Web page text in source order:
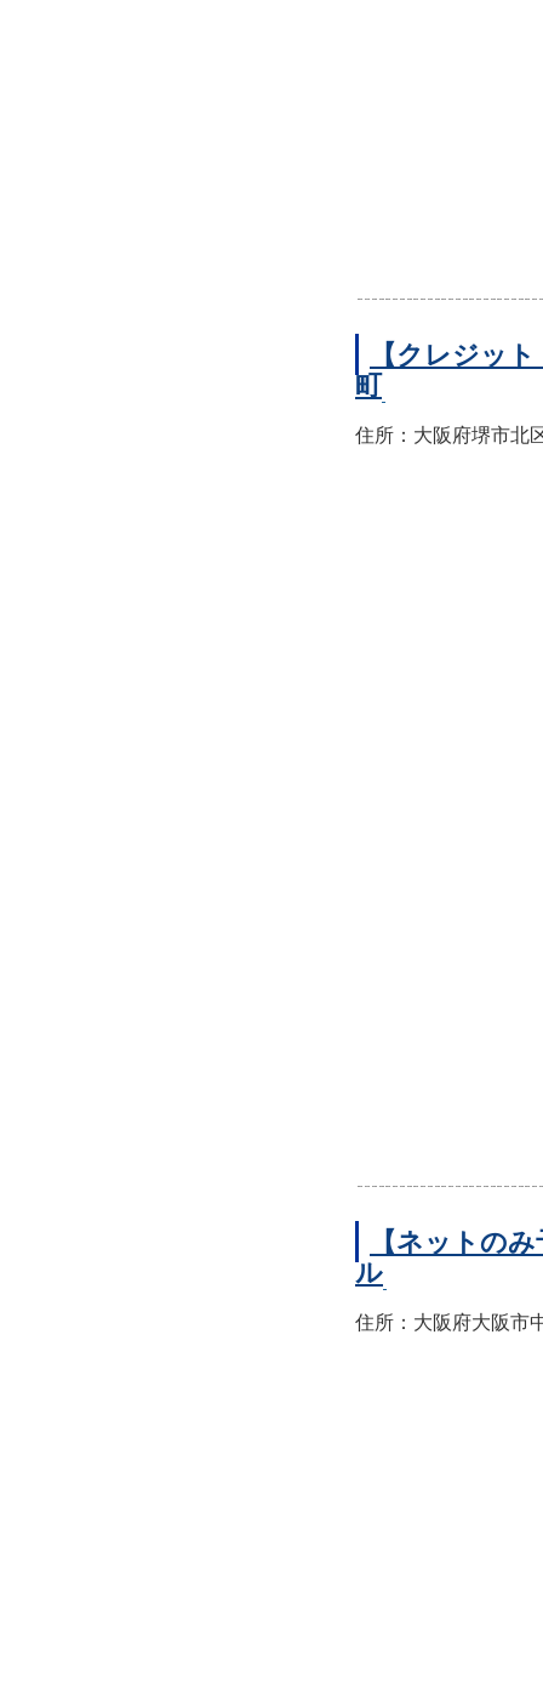
【クレジッ
町
住所：大阪府堺市北
【ネットの
ル
住所：大阪府大阪市